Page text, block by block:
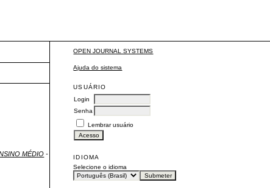
OPEN JOURNAL SYSTEMS
Ajuda do sistema
USUÁRIO
Login
Senha
Lembrar usuário
IDIOMA
Selecione o idioma
MÉDIO -